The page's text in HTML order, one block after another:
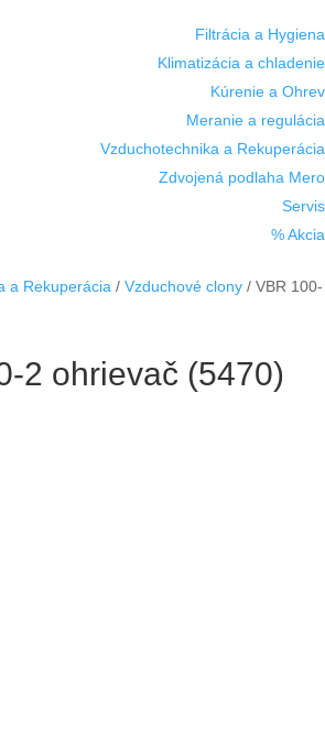
Filtrácia a Hygiena
Klimatizácia a chladenie
Kúrenie a Ohrev
Meranie a regulácia
Vzduchotechnika a Rekuperácia
Zdvojená podlaha Mero
Servis
% Akcia
a Rekuperácia / Vzduchové clony / VBR 100-
2 ohrievač (5470)